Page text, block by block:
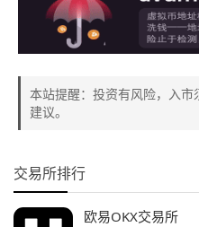
本站提醒：投资有风险，入
建议。
交易所排行
欧易OKX交易所